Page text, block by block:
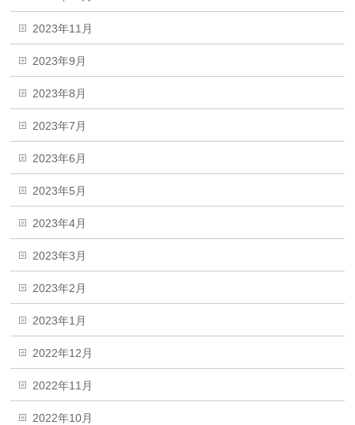
2023年11月
2023年9月
2023年8月
2023年7月
2023年6月
2023年5月
2023年4月
2023年3月
2023年2月
2023年1月
2022年12月
2022年11月
2022年10月